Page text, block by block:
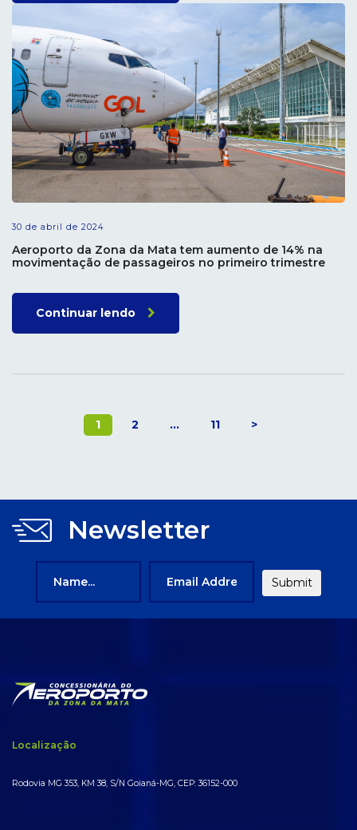
30 de abril de 2024
Aeroporto da Zona da Mata tem aumento de 14% na
movimentação de passageiros no primeiro trimestre
Continuar lendo
1 2 … 11 >
Newsletter
Localização
Rodovia MG 353, KM 38, S/N Goianá-MG, CEP: 36152-000